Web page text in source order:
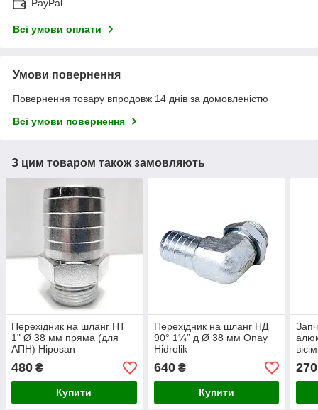
PayPal
Всі умови оплати
Умови повернення
Повернення товару впродовж 14 днів за домовленістю
Всі умови повернення
З цим товаром також замовляють
Перехідник на шланг НТ
1" Ø 38 мм пряма (для
АПН) Hiposan
480 ₴
Купити
Перехідник на шланг НД
90° 1¼” д Ø 38 мм Onay
Hidrolik
640₴
Купити
270